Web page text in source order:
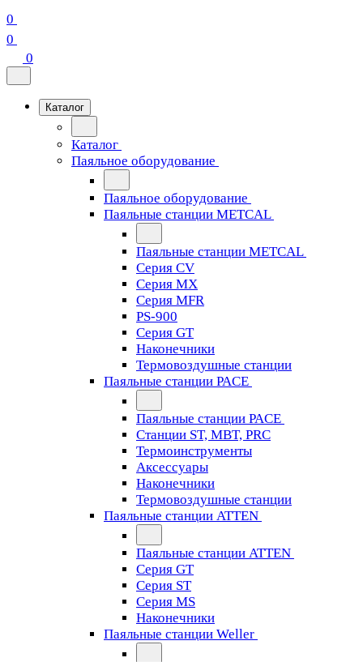
0
0
0
Каталог
Каталог
Паяльное оборудование
Паяльное оборудование
Паяльные станции METCAL
Паяльные станции METCAL
Серия CV
Серия MX
Серия MFR
PS-900
Серия GT
Наконечники
Термовоздушные станции
Паяльные станции PACE
Паяльные станции PACE
Станции ST, MBT, PRC
Термоинструменты
Аксессуары
Наконечники
Термовоздушные станции
Паяльные станции ATTEN
Паяльные станции ATTEN
Серия GT
Серия ST
Серия MS
Наконечники
Паяльные станции Weller